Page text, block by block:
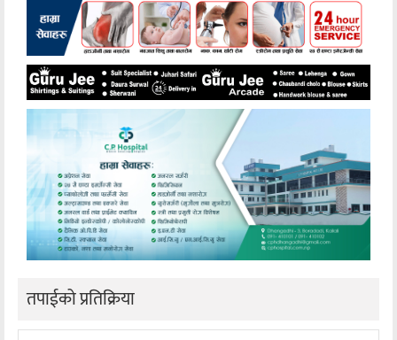
तपाईको प्रतिक्रिया